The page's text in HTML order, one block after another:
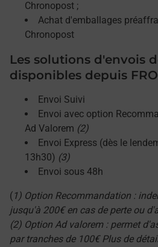
Chronopost ;
Achat d'emballages
Chronopost
Les solutions d'envois
disponibles depuis
Envoi Suivi
Envoi avec option
Ad Valorem (2)
Envoi Express (dès le
13h30) (3)
Envoi sous 48h
( 1) Option Recommandation :
jusqu'à 200€ en cas de perte ou
(2) Option Ad valorem : permet
par tranches de 100€ Plus de